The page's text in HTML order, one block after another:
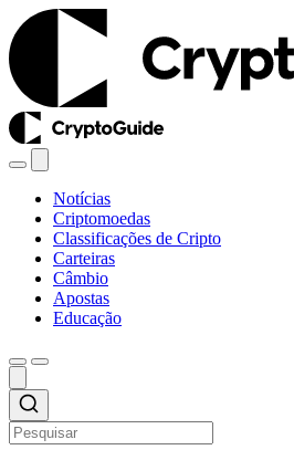
Notícias
Criptomoedas
Classificações de Cripto
Carteiras
Câmbio
Apostas
Educação